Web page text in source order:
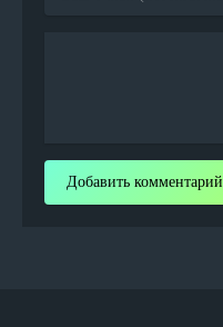
Добавить комментарий